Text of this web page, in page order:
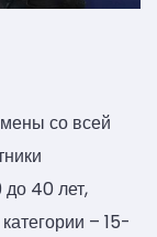
со всей
до 40 лет,
– 15-